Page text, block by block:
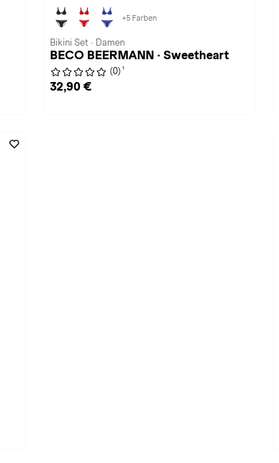
+5 Farben
Bikini Set · Damen
BECO BEERMANN · Sweetheart
(0) 1
32,90 €